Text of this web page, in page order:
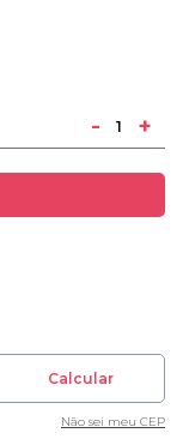
- +
Calcular
Não sei meu CEP